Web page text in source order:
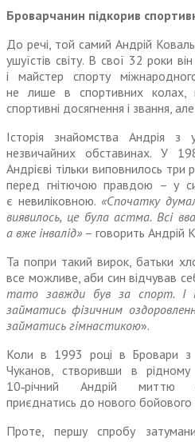
Броварчанин підкорив
До речі, той самий Андрій
ушуїстів світу. В свої 32 роки
і майстер спорту
не лише в спортивних колах,
спортивні досягнення і звання, але
Історія знайомства Андрія
незвичайних обставинах. У
Андрієві тільки випов­нилось три
перед гнітючою правдою – у
є невиліковною. «Спочатку
виявилось, це була астма. Всі
а вже інвалід» – говорить Андрій
Та попри такий вирок, батьки
все можливе, аби син відчував
тато завжди був за спорт. І
займатись фізичним
займатись гімнастикою».
Коли в 1993 році в Бровари з
Чуканов, створивши в
10‑річний Андрій миттю
приєднатись до нового бойового
Проте, першу спробу